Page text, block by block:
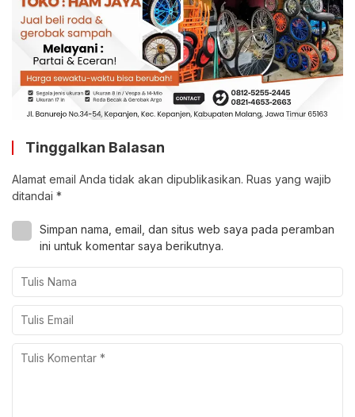
Tinggalkan Balasan
Alamat email Anda tidak akan dipublikasikan. Ruas yang wajib
ditandai *
Simpan nama, email, dan situs web saya pada peramban
ini untuk komentar saya berikutnya.